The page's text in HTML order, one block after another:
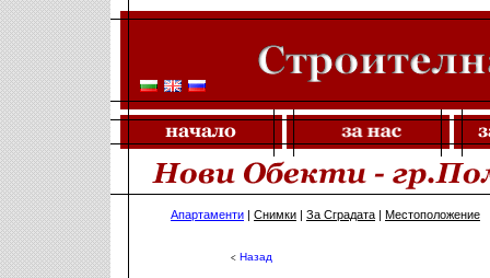
Апартаменти | Снимки | За Сградата | Местоположение
< Назад